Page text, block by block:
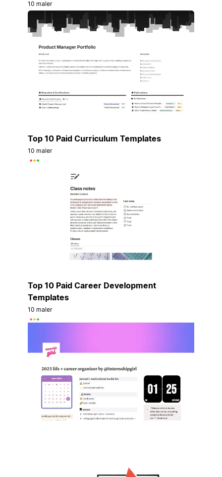
10 maler
Top 10 Paid Curriculum Templates
10 maler
Top 10 Paid Career Development
Templates
10 maler